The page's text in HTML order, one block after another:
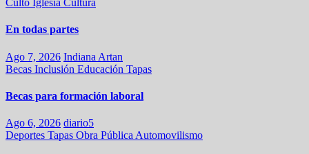
Culto Iglesia Cultura
En todas partes
Ago 7, 2026 Indiana Artan
Becas Inclusión Educación Tapas
Becas para formación laboral
Ago 6, 2026 diario5
Deportes Tapas Obra Pública Automovilismo